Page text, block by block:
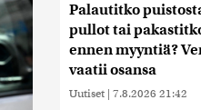
Palautitko
pullot tai
ennen myyntiä?
vaatii osansa
Uutiset | 7.8.2026 21:42